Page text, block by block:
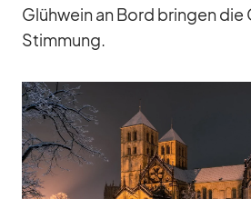
Glüh­wein an Bord brin­gen die
Stim­mung.